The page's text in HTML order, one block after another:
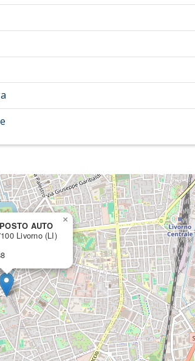
AUTO
Livorno (LI)
×